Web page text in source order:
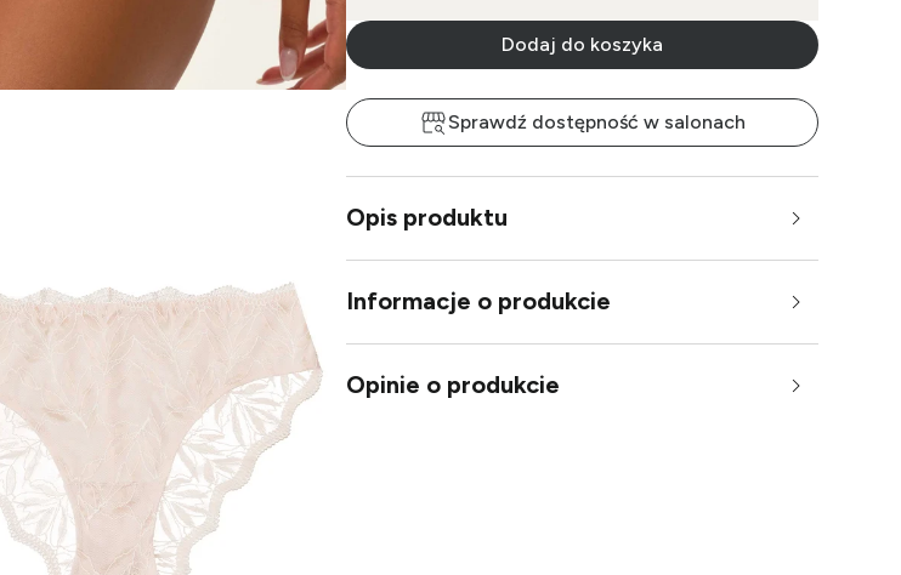
Dodaj do koszyka
Sprawdź dostępność w salonach
Opis produktu
Informacje o produkcie
Opinie o produkcie